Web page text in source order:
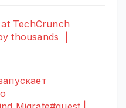
TechCrunch
thousands |